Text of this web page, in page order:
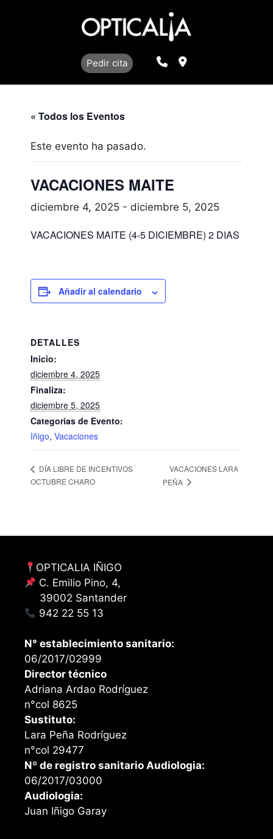
Pedir cita LlamarLocalización
« Todos los Eventos
Este evento ha pasado.
VACACIONES MAITE
diciembre 4, 2025 - diciembre 5, 2025
VACACIONES MAITE (4-5 DICIEMBRE) 2 DIAS
Añadir al calendario
DETALLES
Inicio:
diciembre 4, 2025
Finaliza:
diciembre 5, 2025
Categorías de Evento:
Iñigo, Vacaciones
DÍA LIBRE DE INCENTIVOS
OCTUBRE CHARO
VACACIONES LARA
PEÑA
OPTICALIA IÑIGO
C. Emilio Pino, 4,
39002 Santander
942 22 55 13
N° establecimiento sanitario:
06/2017/02999
Director técnico
Adriana Ardao Rodríguez
n°col 8625
Sustituto:
Lara Peña Rodríguez
n°col 29477
Nº de registro sanitario Audiologia:
06/2017/03000
Audiologia:
Juan Iñigo Garay